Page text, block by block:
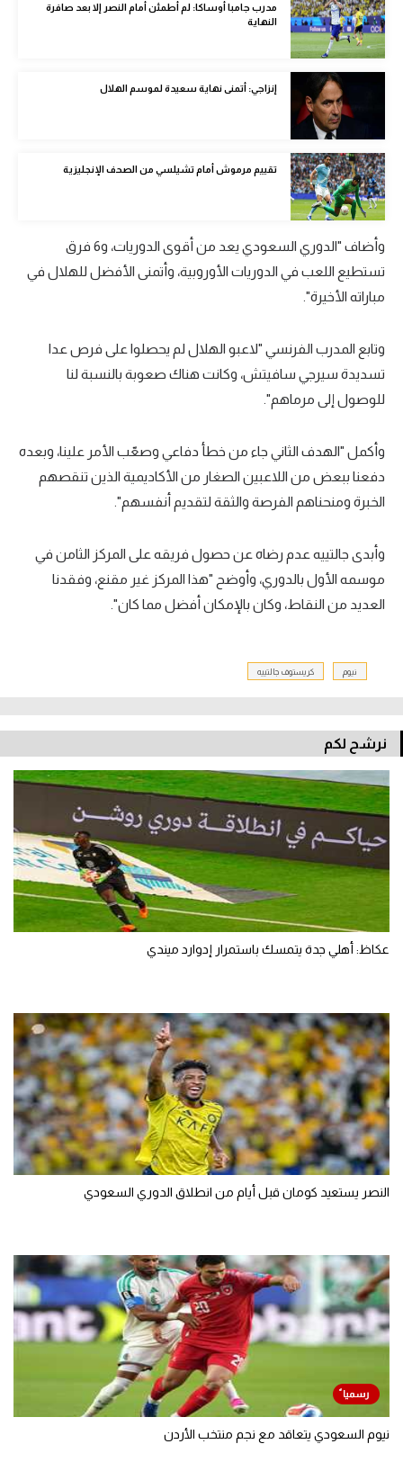
أمريكا
ركن الألعاب
أقسام خاصة
Gamers
ميركاتو
تحقيق في الجول
تقرير في الجول
تحليل في الجول
كويز في الجول
فيديو في الجول
مدرب جامبا أوساكا: لم أطمئن أمام النصر إلا بعد صافرة
النهاية
إنزاجي: أتمنى نهاية سعيدة لموسم الهلال
تقييم مرموش أمام تشيلسي من الصحف الإنجليزية
وأضاف "الدوري السعودي يعد من أقوى الدوريات، و6 فرق
تستطيع اللعب في الدوريات الأوروبية، وأتمنى الأفضل للهلال في
مباراته الأخيرة".
وتابع المدرب الفرنسي "لاعبو الهلال لم يحصلوا على فرص عدا
تسديدة سيرجي سافيتش، وكانت هناك صعوبة بالنسبة لنا
للوصول إلى مرماهم".
وأكمل "الهدف الثاني جاء من خطأ دفاعي وصعّب الأمر علينا، وبعده
دفعنا ببعض من اللاعبين الصغار من الأكاديمية الذين تنقصهم
الخبرة ومنحناهم الفرصة والثقة لتقديم أنفسهم".
وأبدى جالتييه عدم رضاه عن حصول فريقه على المركز الثامن في
موسمه الأول بالدوري، وأوضح "هذا المركز غير مقنع، وفقدنا
العديد من النقاط، وكان بالإمكان أفضل مما كان".
نيوم كريستوف جالتييه
نرشح لكم
عكاظ: أهلي جدة يتمسك باستمرار إدوارد ميندي
النصر يستعيد كومان قبل أيام من انطلاق الدوري السعودي
نيوم السعودي يتعاقد مع نجم منتخب الأردن